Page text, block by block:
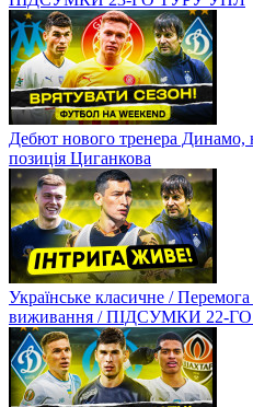
Дебют нового тренера Динамо,
позиція Циганкова
Українське класичне /
виживання / ПІДСУМКИ 22-